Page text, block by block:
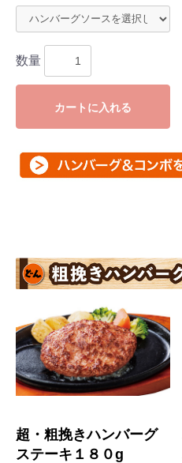
数量
カートに入れる
超・粗挽きハンバーグ
ステーキ１８０g
お買い物を続ける